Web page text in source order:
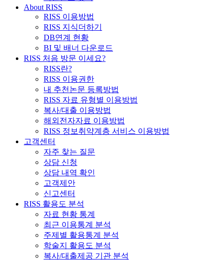
About RISS
RISS 이용방법
RISS 지식더하기
DB연계 현황
BI 및 배너 다운로드
RISS 처음 방문 이세요?
RISS란?
RISS 이용권한
내 추천논문 등록방법
RISS 자료 유형별 이용방법
복사/대출 이용방법
해외전자자료 이용방법
RISS 정보취약계층 서비스 이용방법
고객센터
자주 찾는 질문
상담 신청
상담 내역 확인
고객제안
신고센터
RISS 활용도 분석
자료 현황 통계
최근 이용통계 분석
주제별 활용통계 분석
학술지 활용도 분석
복사/대출제공 기관 분석